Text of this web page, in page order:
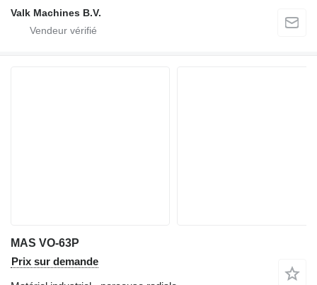
Valk Machines B.V.
MAS VO-63P
Prix sur demande